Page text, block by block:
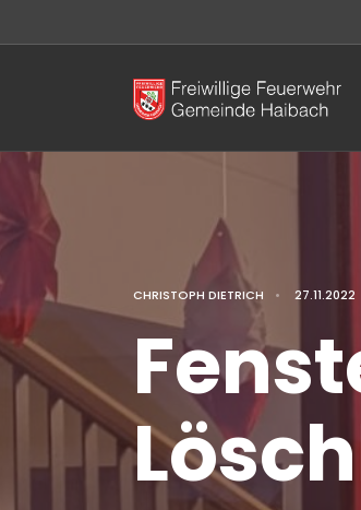
CHRISTOPH DIETRICH • 27.11.2022